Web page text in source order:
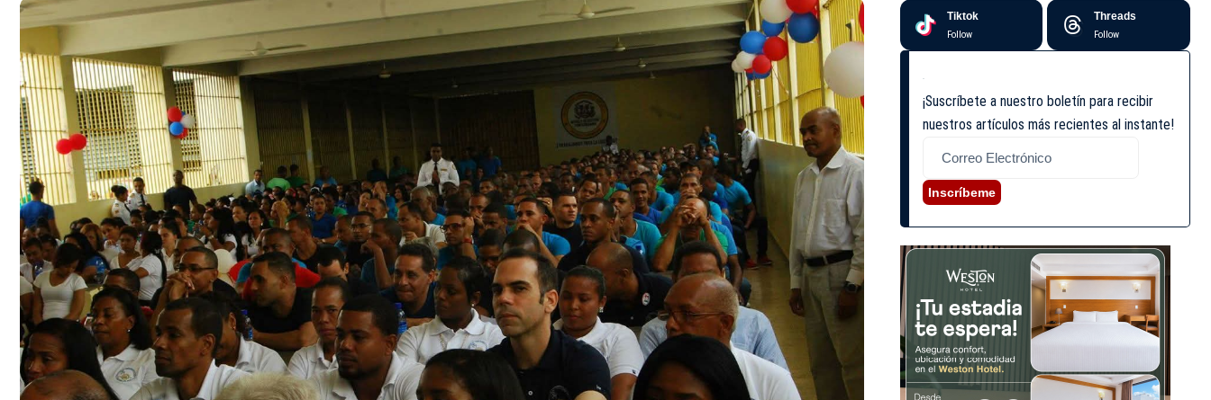
Tiktok
Follow
Threads
Follow
¡Suscríbete a nuestro boletín para recibir
nuestros artículos más recientes al instante!
Inscríbeme